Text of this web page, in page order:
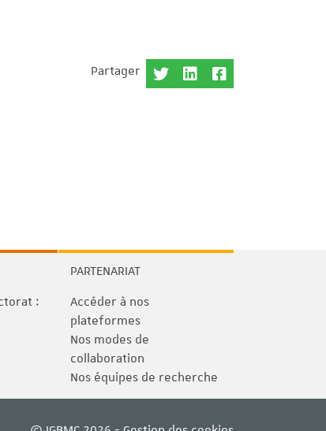
Partager
:
PARTENARIAT
Accéder à nos
plateformes
Nos modes de
collaboration
Nos équipes de recherche